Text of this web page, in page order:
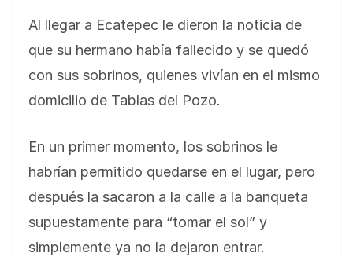
Al llegar a Ecatepec le dieron la noticia de
que su hermano había fallecido y se quedó
con sus sobrinos, quienes vivían en el mismo
domicilio de Tablas del Pozo.
En un primer momento, los sobrinos le
habrían permitido quedarse en el lugar, pero
después la sacaron a la calle a la banqueta
supuestamente para “tomar el sol” y
simplemente ya no la dejaron entrar.